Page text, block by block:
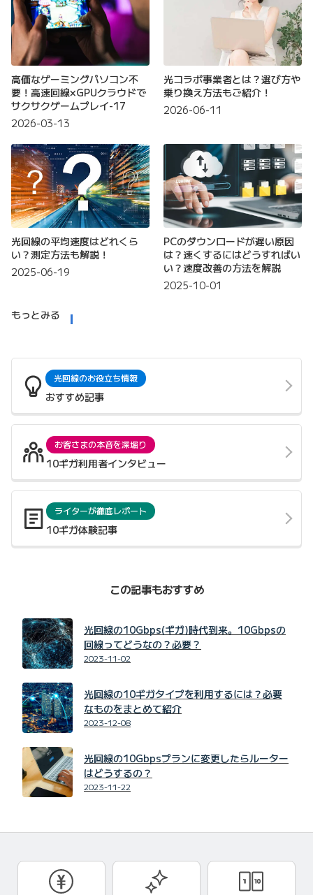
高価なゲーミングパソコン不
要！高速回線×GPUクラウドで
サクサクゲームプレイ-17
2026-03-13
光コラボ事業者とは？選び方や
乗り換え方法もご紹介！
2026-06-11
光回線の平均速度はどれくら
い？測定方法も解説！
2025-06-19
PCのダウンロードが遅い原因
は？速くするにはどうすればい
い？速度改善の方法を解説
2025-10-01
もっとみる
光回線のお役立ち情報
おすすめ記事
お客さまの本音を深堀り
10ギガ利用者インタビュー
ライターが徹底レポート
10ギガ体験記事
この記事もおすすめ
光回線の10Gbps(ギガ)時代到来。10Gbpsの
回線ってどうなの？必要？
2023-11-02
光回線の10ギガタイプを利用するには？必要
なものをまとめて紹介
2023-12-08
光回線の10Gbpsプランに変更したらルーター
はどうするの？
2023-11-22